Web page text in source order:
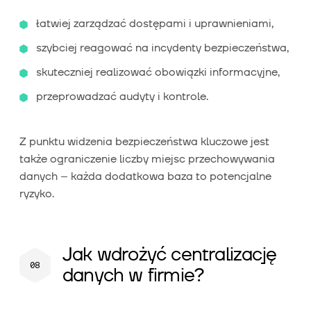
łatwiej zarządzać dostępami i uprawnieniami,
szybciej reagować na incydenty bezpieczeństwa,
skuteczniej realizować obowiązki informacyjne,
przeprowadzać audyty i kontrole.
Z punktu widzenia bezpieczeństwa kluczowe jest
także ograniczenie liczby miejsc przechowywania
danych – każda dodatkowa baza to potencjalne
ryzyko.
Jak wdrożyć centralizację
danych w firmie?